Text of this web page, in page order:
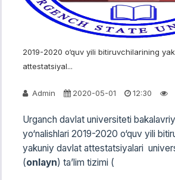
2019-2020 o‘quv yili bitiruvchilarining
attestatsiyal...
Admin 2020-05-01 12:30
Urganch davlat universiteti
yo‘nalishlari 2019-2020 o‘quv yili
yakuniy davlat attestatsiyalari
(onlayn) ta’lim tizimi (